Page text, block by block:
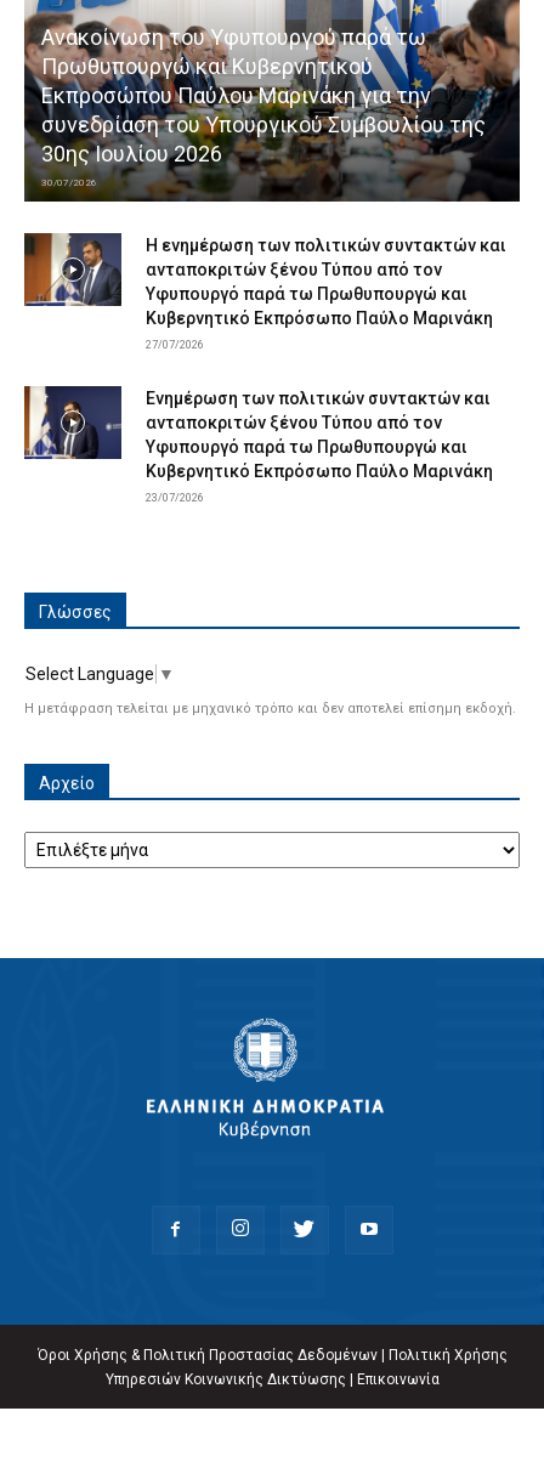
Ανακοίνωση του Υφυπουργού παρά τω
Πρωθυπουργώ και Κυβερνητικού
Εκπροσώπου Παύλου Μαρινάκη για την
συνεδρίαση του Υπουργικού Συμβουλίου της
30ης Ιουλίου 2026
30/07/2026
Η ενημέρωση των πολιτικών συντακτών και
ανταποκριτών ξένου Τύπου από τον
Υφυπουργό παρά τω Πρωθυπουργώ και
Κυβερνητικό Εκπρόσωπο Παύλο Μαρινάκη
27/07/2026
Ενημέρωση των πολιτικών συντακτών και
ανταποκριτών ξένου Τύπου από τον
Υφυπουργό παρά τω Πρωθυπουργώ και
Κυβερνητικό Εκπρόσωπο Παύλο Μαρινάκη
23/07/2026
Γλώσσες
Select Language ▼
Η μετάφραση τελείται με μηχανικό τρόπο και δεν αποτελεί επίσημη εκδοχή.
Αρχείο
Όροι Χρήσης & Πολιτική Προστασίας Δεδομένων|
Πολιτική Χρήσης
Υπηρεσιών Κοινωνικής Δικτύωσης
Επικοινωνία